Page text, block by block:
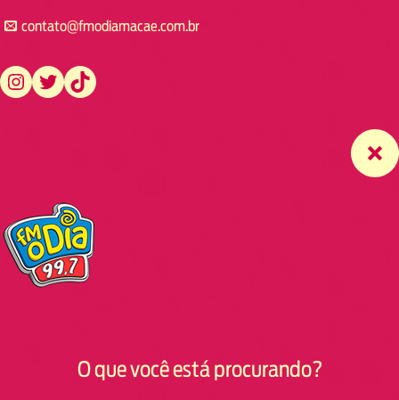
contato@fmodiamacae.com.br
https://www.instagram.com/fmodia.macae/ https://twitter.com/fmodia.macae/ https://www.tiktok.com/@fmodia.macae
O que você está procurando?